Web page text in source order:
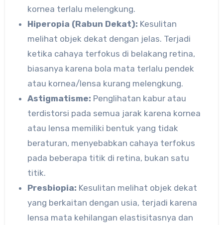
kornea terlalu melengkung.
Hiperopia (Rabun Dekat): Kesulitan
melihat objek dekat dengan jelas. Terjadi
ketika cahaya terfokus di belakang retina,
biasanya karena bola mata terlalu pendek
atau kornea/lensa kurang melengkung.
Astigmatisme: Penglihatan kabur atau
terdistorsi pada semua jarak karena kornea
atau lensa memiliki bentuk yang tidak
beraturan, menyebabkan cahaya terfokus
pada beberapa titik di retina, bukan satu
titik.
Presbiopia: Kesulitan melihat objek dekat
yang berkaitan dengan usia, terjadi karena
lensa mata kehilangan elastisitasnya dan